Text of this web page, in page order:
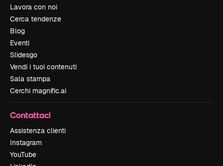
Lavora con noi
Cerca tendenze
Blog
Eventi
Slidesgo
Vendi i tuoi contenuti
Sala stampa
Cerchi magnific.ai
Contattaci
Assistenza clienti
Instagram
YouTube